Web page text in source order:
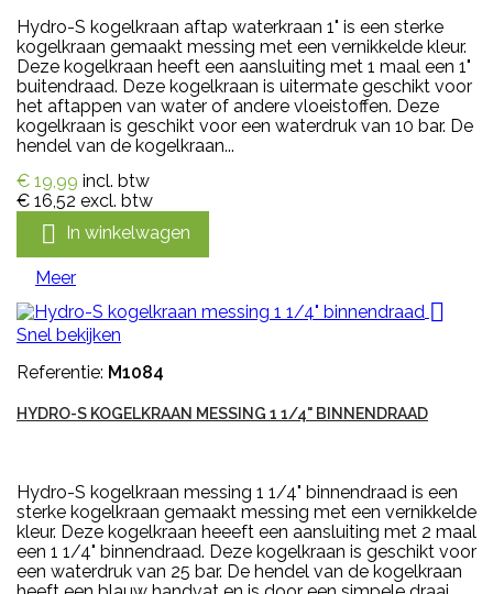
Hydro-S kogelkraan aftap waterkraan 1" is een sterke
kogelkraan gemaakt messing met een vernikkelde kleur.
Deze kogelkraan heeft een aansluiting met 1 maal een 1"
buitendraad. Deze kogelkraan is uitermate geschikt voor
het aftappen van water of andere vloeistoffen. Deze
kogelkraan is geschikt voor een waterdruk van 10 bar. De
hendel van de kogelkraan...
€ 19,99 incl. btw
€ 16,52 excl. btw
 In winkelwagen
Meer

Snel bekijken
Referentie: M1084
HYDRO-S KOGELKRAAN MESSING 1 1/4" BINNENDRAAD
Hydro-S kogelkraan messing 1 1/4" binnendraad is een
sterke kogelkraan gemaakt messing met een vernikkelde
kleur. Deze kogelkraan heeeft een aansluiting met 2 maal
een 1 1/4" binnendraad. Deze kogelkraan is geschikt voor
een waterdruk van 25 bar. De hendel van de kogelkraan